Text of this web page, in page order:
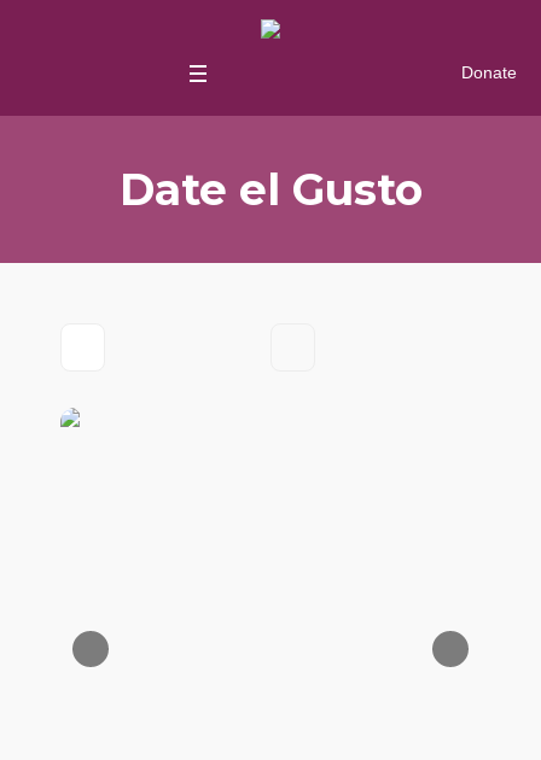
Donate
Date el Gusto